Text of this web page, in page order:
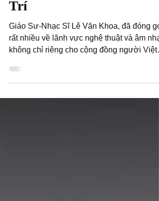
PV Thị Trưởng Tạ Đức
Trí
Giáo Sư-Nhạc Sĩ Lê Văn Khoa, đã đóng
rất nhiều về lãnh vực nghệ thuật và âm